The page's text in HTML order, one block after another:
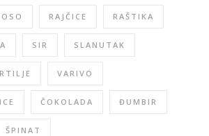
RAJČICE RAŠTIKA
SIR SLANUTAK
VARIVO
ČOKOLADA ĐUMBIR
ŠPINAT